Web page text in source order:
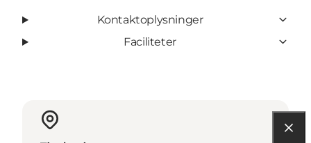
Kontaktoplysninger
Faciliteter